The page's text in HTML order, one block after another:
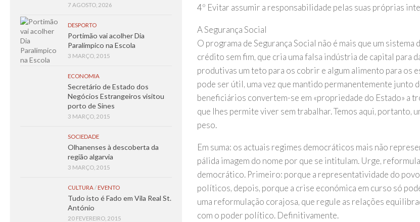
4º Evitar assumir a responsabilidade pelas suas próprias
A Segurança Social
O programa de Segurança Social não é mais que um
crédito sem fim, que cria uma falsa indústria de capital para
produtivas um teto para os cobrir e algum alimento para os
pode ser útil, uma vez que mantido permanentemente junto
beneficiários convertem-se em «propriedade do Estado» a
que lhes permite viver sem trabalhar. Temos aqui, portanto,
peso.
Em suma: os actuais regimes democráticos mais não
pálida imagem do nome por que se intitulam. Urge,
democrático. Primeiro: porque a representatividade do
políticos, depois, porque a crise económica em curso só
uma reformulação corajosa, que regule as relações
com o poder político. Definitivamente.
7 AGOSTO, 2026
DESPORTO
Portimão vai acolher Dia
Paralímpico na Escola
3 MARÇO, 2015
ECONOMIA
Secretário de Estado dos
Negócios Estrangeiros visitou
porto de Sines
3 MARÇO, 2015
SOCIEDADE
Olhanenses à descoberta da
região algarvia
3 MARÇO, 2015
CULTURA/ EVENTO
Tudo isto é Fado em Vila Real St.
António
20 FEVEREIRO, 2015